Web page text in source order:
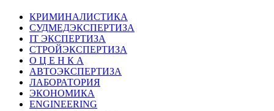
КРИМИНАЛИСТИКА
СУДМЕДЭКСПЕРТИЗА
IT ЭКСПЕРТИЗА
СТРОЙЭКСПЕРТИЗА
О Ц Е Н К А
АВТОЭКСПЕРТИЗА
ЛАБОРАТОРИЯ
ЭКОНОМИКА
ENGINEERING